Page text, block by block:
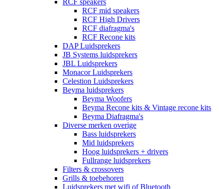
RCF speakers
RCF mid speakers
RCF High Drivers
RCF diafragma's
RCF Recone kits
DAP Luidsprekers
JB Systems luidsprekers
JBL Luidsprekers
Monacor Luidsprekers
Celestion Luidsprekers
Beyma luidsprekers
Beyma Woofers
Beyma Recone kits & Vintage recone kits
Beyma Diafragma's
Diverse merken overige
Bass luidsprekers
Mid luidsprekers
Hoog luidsprekers + drivers
Fullrange luidsprekers
Filters & crossovers
Grills & toebehoren
Luidsprekers met wifi of Bluetooth